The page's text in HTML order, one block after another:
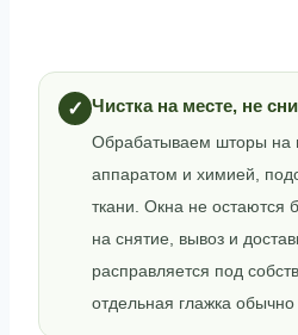
✓ Чистка на месте, не
Обрабатываем шторы на
аппаратом и химией,
ткани. Окна не остаются
на снятие, вывоз и
расправляется под
отдельная глажка обычно